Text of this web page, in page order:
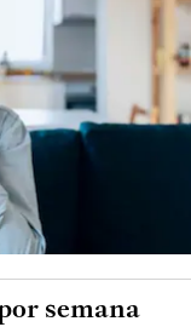
semana